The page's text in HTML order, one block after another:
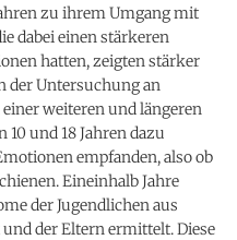
zu ihrem Umgang mit
dabei einen stärkeren
hatten, zeigten stärker
der Untersuchung an
weiteren und längeren
und 18 Jahren dazu
empfanden, also ob
Eineinhalb Jahre
der Jugendlichen aus
der Eltern ermittelt. Diese